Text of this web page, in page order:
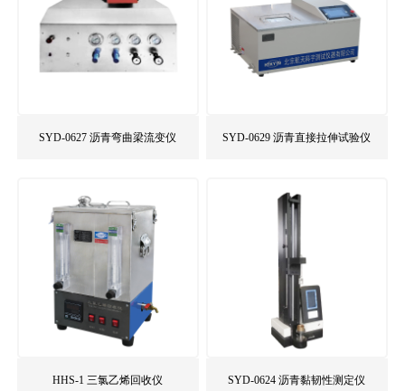
SYD-0627 沥青弯曲梁流变仪 SYD-0629 沥青直接拉伸试验仪
HHS-1 三氯乙烯回收仪 SYD-0624 沥青黏韧性测定仪